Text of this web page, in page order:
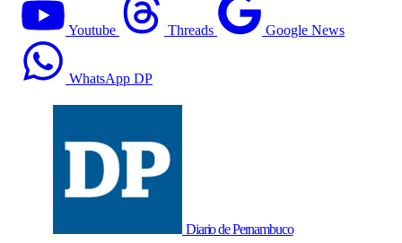
Youtube Threads Google News
WhatsApp DP
Diario de Pernambuco